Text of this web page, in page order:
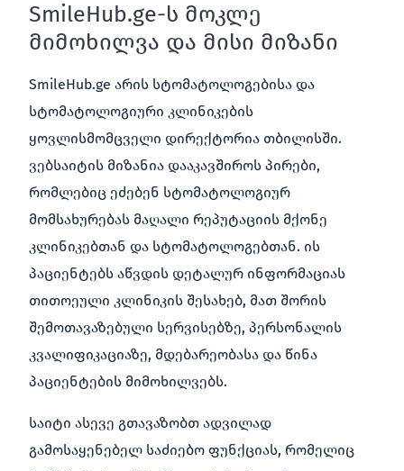
SmileHub.ge-ს მოკლე
მიმოხილვა და მისი მიზანი
SmileHub.ge არის სტომატოლოგებისა და
სტომატოლოგიური კლინიკების
ყოვლისმომცველი დირექტორია თბილისში.
ვებსაიტის მიზანია დააკავშიროს პირები,
რომლებიც ეძებენ სტომატოლოგიურ
მომსახურებას მაღალი რეპუტაციის მქონე
კლინიკებთან და სტომატოლოგებთან. ის
პაციენტებს აწვდის დეტალურ ინფორმაციას
თითოეული კლინიკის შესახებ, მათ შორის
შემოთავაზებული სერვისებზე, პერსონალის
კვალიფიკაციაზე, მდებარეობასა და წინა
პაციენტების მიმოხილვებს.
საიტი ასევე გთავაზობთ ადვილად
გამოსაყენებელ საძიებო ფუნქციას, რომელიც